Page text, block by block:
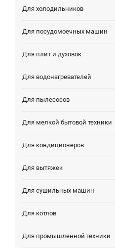
Для холодильников
Для посудомоечных машин
Для плит и духовок
Для водонагревателей
Для пылесосов
Для мелкой бытовой техники
Для кондиционеров
Для вытяжек
Для сушильных машин
Для котлов
Для промышленной техники